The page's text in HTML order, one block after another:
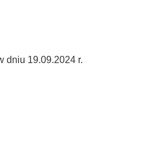
dniu 19.09.2024 r.